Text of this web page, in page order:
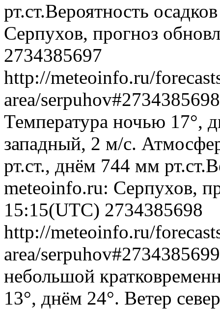
рт.ст.Вероятность
Серпухов, прогноз
2734385697
http://meteoinfo.ru/
area/
Температура ночью 17°,
западный, 2 м/с.
рт.ст., днём 744 мм
meteoinfo.ru: Серпухов,
15:15(UTC) 2734385698
http://meteoinfo.ru/
area/
небольшой
13°, днём 24°. Ветер